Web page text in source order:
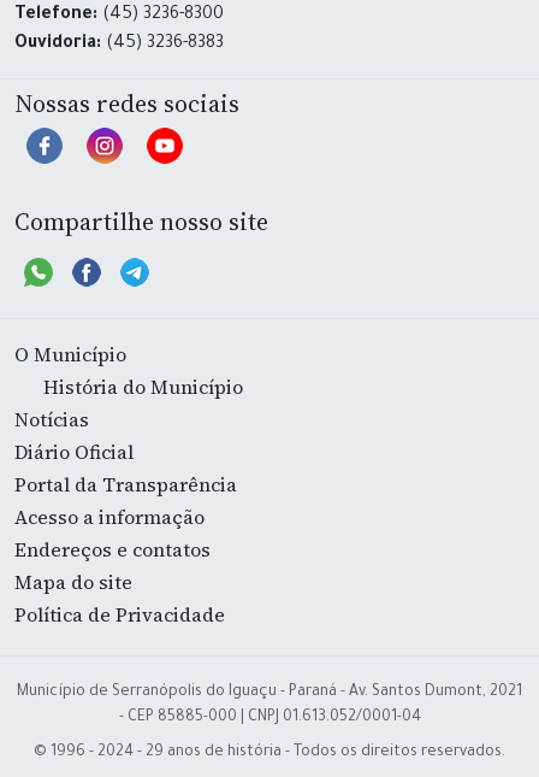
Telefone: (45) 3236-8300
Ouvidoria: (45) 3236-8383
Nossas redes sociais
Compartilhe nosso site
O Município
História do Município
Notícias
Diário Oficial
Portal da Transparência
Acesso a informação
Endereços e contatos
Mapa do site
Política de Privacidade
Município de Serranópolis do Iguaçu - Paraná - Av. Santos Dumont, 2021
- CEP 85885-000 | CNPJ 01.613.052/0001-04
© 1996 - 2024 - 29 anos de história - Todos os direitos reservados.